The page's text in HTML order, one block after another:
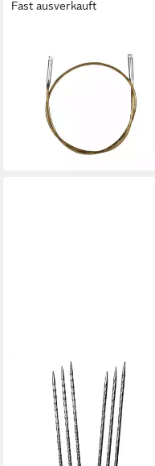
Fast ausverkauft
Stricknadeln addi-click Basic
Seil 200 cm
lieferbar in 2 Wochen